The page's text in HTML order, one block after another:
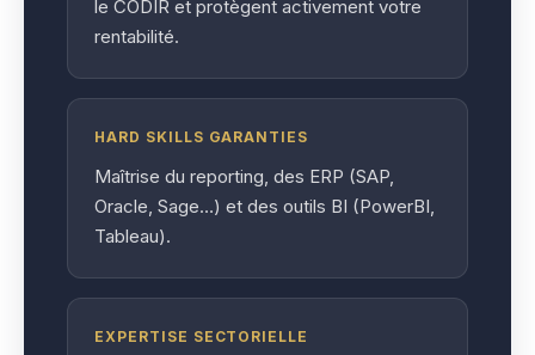
le CODIR et protègent activement votre
rentabilité.
HARD SKILLS GARANTIES
Maîtrise du reporting, des ERP (SAP,
Oracle, Sage…) et des outils BI (PowerBI,
Tableau).
EXPERTISE SECTORIELLE